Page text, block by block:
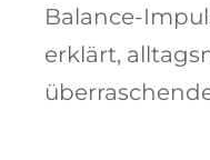
Balance-
erklärt,